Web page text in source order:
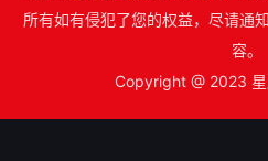
所有如有侵犯了您的权益，尽请通
容。
Copyright @ 2023